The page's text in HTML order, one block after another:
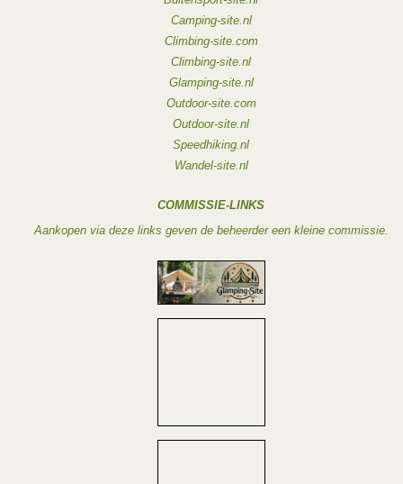
Camping-site.nl
Climbing-site.com
Climbing-site.nl
Glamping-site.nl
Outdoor-site.com
Outdoor-site.nl
Speedhiking.nl
Wandel-site.nl
COMMISSIE-LINKS
Aankopen via deze links geven de beheerder een kleine commissie.